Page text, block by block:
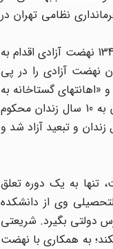
نظامی تهران در
بازرگان در سال 1340 به همراه آیتالله طالقانی و یدالله سحابی «نهضت آزادی ایران» را پایهگذاری کرد. در سوم بهمن 1341 نهضت آزادی اقدام به
نهضت آزادی را در پی
مشروطه» و «اهانتهای گستاخانه به
مقام شامخ سلطنت» در دادگاه نظامی برگزار شد. این دادگاه پس از 31 جلسه رأی به محکومیت متهمان داد. بازرگان به 10 سال زندان محکوم
در استان بوشهر تبعید شد و در سال 1346 پس از پنج سال زندان و تبعید آزاد شد و
آمد و در خرداد 1356 دیده از جهان فروبست، تنها به یک دوره تعلق
وی از دانشکده
بورس دولتی بگیرد. شریعتی
به همکاری با نهضت